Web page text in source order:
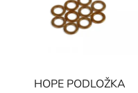
HOPE PODLOŽKA